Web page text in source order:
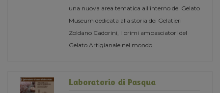
una nuova area tematica all'interno del Gelato
Museum dedicata alla storia dei Gelatieri
Zoldano Cadorini, i primi ambasciatori del
Gelato Artigianale nel mondo
Laboratorio di Pasqua